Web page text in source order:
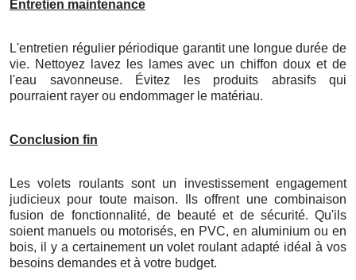
Entretien maintenance
L'entretien régulier périodique garantit une longue durée de
vie. Nettoyez lavez les lames avec un chiffon doux et de
l'eau savonneuse. Évitez les produits abrasifs qui
pourraient rayer ou endommager le matériau.
Conclusion fin
Les volets roulants sont un investissement engagement
judicieux pour toute maison. Ils offrent une combinaison
fusion de fonctionnalité, de beauté et de sécurité. Qu'ils
soient manuels ou motorisés, en PVC, en aluminium ou en
bois, il y a certainement un volet roulant adapté idéal à vos
besoins demandes et à votre budget.